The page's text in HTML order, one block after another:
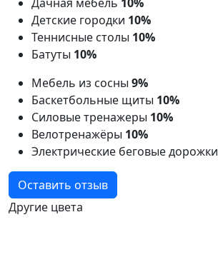
Детские городки 10%
Теннисные столы 10%
Батуты 10%
Мебель из сосны 9%
Баскетбольные щиты 10%
Силовые тренажеры 10%
Велотренажёры 10%
Электрические беговые дорожки
Оставить отзыв
Другие цвета